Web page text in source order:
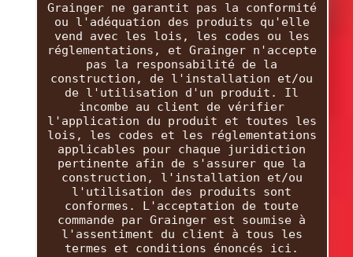
Grainger ne garantit pas la conformité
ou l'adéquation des produits qu'elle
vend avec les lois, les codes ou les
réglementations, et Grainger n'accepte
pas la responsabilité de la
construction, de l'installation et/ou
de l'utilisation d'un produit. Il
incombe au client de vérifier
l'application du produit et toutes les
lois, les codes et les réglementations
applicables pour chaque juridiction
pertinente afin de s'assurer que la
construction, l'installation et/ou
l'utilisation des produits sont
conformes. L'acceptation de toute
commande par Grainger est soumise à
l'assentiment du client à tous les
termes et conditions énoncés ici.